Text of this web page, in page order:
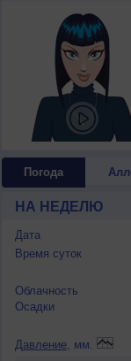
Погода
НА НЕДЕЛЮ
Дата
Время суток
Облачность
Осадки
Давление, мм.